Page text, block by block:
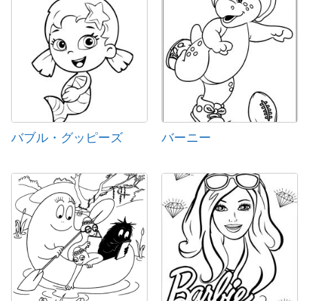
バブル・グッピーズ バーニー